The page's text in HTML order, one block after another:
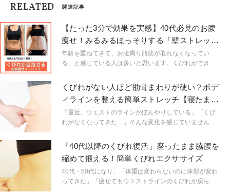
RELATED 関連記事
【たった3分で効果を実感】40代必見のお腹
痩せ！みるみるほっそりする「壁ストレッ
チ」
年齢を重ねてきて、お腹周り脂肪が取れなくなってい
る、と感じている人は多いと思います。くびれができな
ません。今回は私自身も効果があった「壁を使ったほぐ
しストレッチ」をご紹介します。
くびれがない人ほど肋骨まわりが硬い？ボデ
ィラインを整える簡単ストレッチ【寝たまま
でOK】
「最近、ウエストのラインがぼんやりしている」「くび
れがなくなってきた…」そんな変化を感じていません
さが関係しているかもしれません。実は、肋骨まわりが
ガチガチに固まると呼吸が浅くなるだけでなく、姿勢が
崩れ、ボディラインにも影響を及ぼします。そこで今回
は、呼吸を深めながら姿勢と体型を同時に整える、寝た
ままできる簡単なストレッチをご紹介します。
「40代以降のくびれ復活」座ったまま脇腹を
縮めて鍛える！簡単くびれエクササイズ
40代・50代になり、「体重は変わらないのに体型が変わ
ってきた」「痩せてもウエストラインのくびれが戻らな